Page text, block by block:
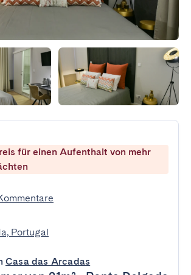
für einen Aufenthalt von mehr
Portugal
Casa das Arcadas